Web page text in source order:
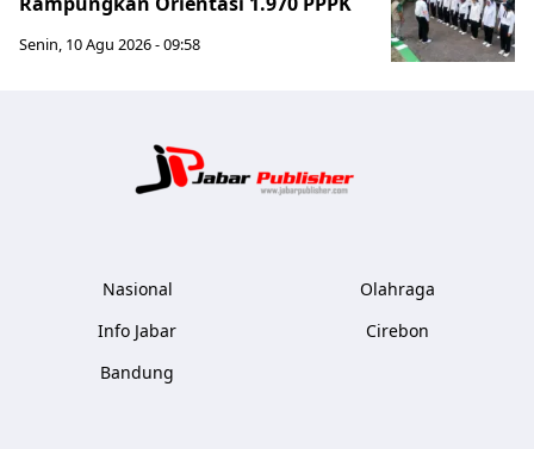
Senin, 10 Agu 2026 - 09:58
Nasional
Info Jabar
Bandung
Olahraga
Cirebon